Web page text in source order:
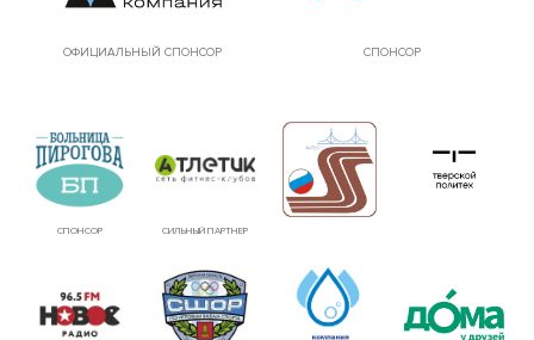
ОФИЦИАЛЬНЫЙ СПОНСОР СПОНСОР
СПОНСОР СИЛЬНЫЙ ПАРТНЕР